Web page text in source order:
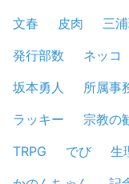
文春
皮肉 三
発行部数
ネッコ
坂本勇人
所属事
ラッキー
宗教の
TRPG
でび 生